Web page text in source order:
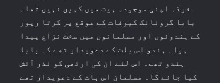
فرقہ اپنی موجودہ ہیت میں کہیں نہیں تھا۔
بابا گرونانک کیوفات کے موقع پر کرتا رپور
کے ہندوئوں اور مسلمانوں میں سخت نزاع پیدا
ہوا۔ ہندو اس بات کے دعویدار تھے کہ بابا
ہندو تھے۔ اس لئے ان کی ارتھی کو نذر آتش
کیا جائے گا۔ مسلمان اس بات کے دعویدار تھے